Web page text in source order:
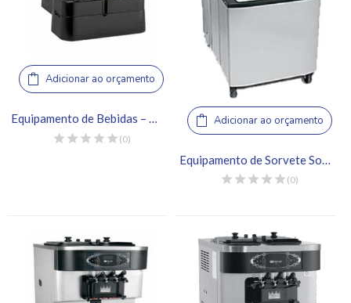
Adicionar ao orçamento
Equipamento de Bebidas – Taylor Co., SB-25 MagnaBlend
(0)
Adicionar ao orçamento
Equipamento de Sorvete Soft – Taylor Co., C713
(0)